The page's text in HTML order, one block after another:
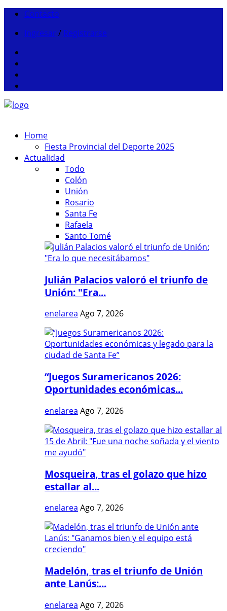
Contacto
Ingresar / Registrarse
Home
Fiesta Provincial del Deporte 2025
Actualidad
Todo
Colón
Unión
Rosario
Santa Fe
Rafaela
Santo Tomé
Julián Palacios valoró el triunfo de
Unión: "Era...
enelarea Ago 7, 2026
“Juegos Suramericanos 2026:
Oportunidades económicas...
enelarea Ago 7, 2026
Mosqueira, tras el golazo que hizo
estallar al...
enelarea Ago 7, 2026
Madelón, tras el triunfo de Unión
ante Lanús:...
enelarea Ago 7, 2026